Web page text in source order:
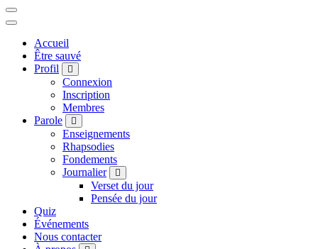
Accueil
Être sauvé
Profil
Connexion
Inscription
Membres
Parole
Enseignements
Rhapsodies
Fondements
Journalier
Verset du jour
Pensée du jour
Quiz
Événements
Nous contacter